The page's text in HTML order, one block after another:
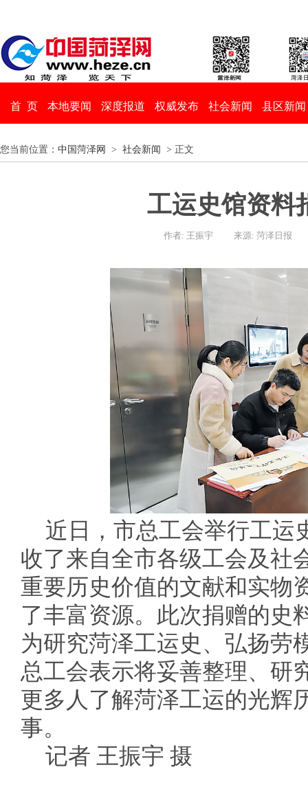
首 页 本地要闻 深度报道 权威发布 社会新闻 县区新闻
您当前位置： 中国菏泽网 > 社会新闻 > 正文
工运史馆资料
作者: 王振宇 来源: 菏泽日报
近日，市总工会举行工运
收了来自全市各级工会及社
重要历史价值的文献和实物
了丰富资源。此次捐赠的史
为研究菏泽工运史、弘扬劳
总工会表示将妥善整理、研
更多人了解菏泽工运的光辉
事。
记者 王振宇 摄